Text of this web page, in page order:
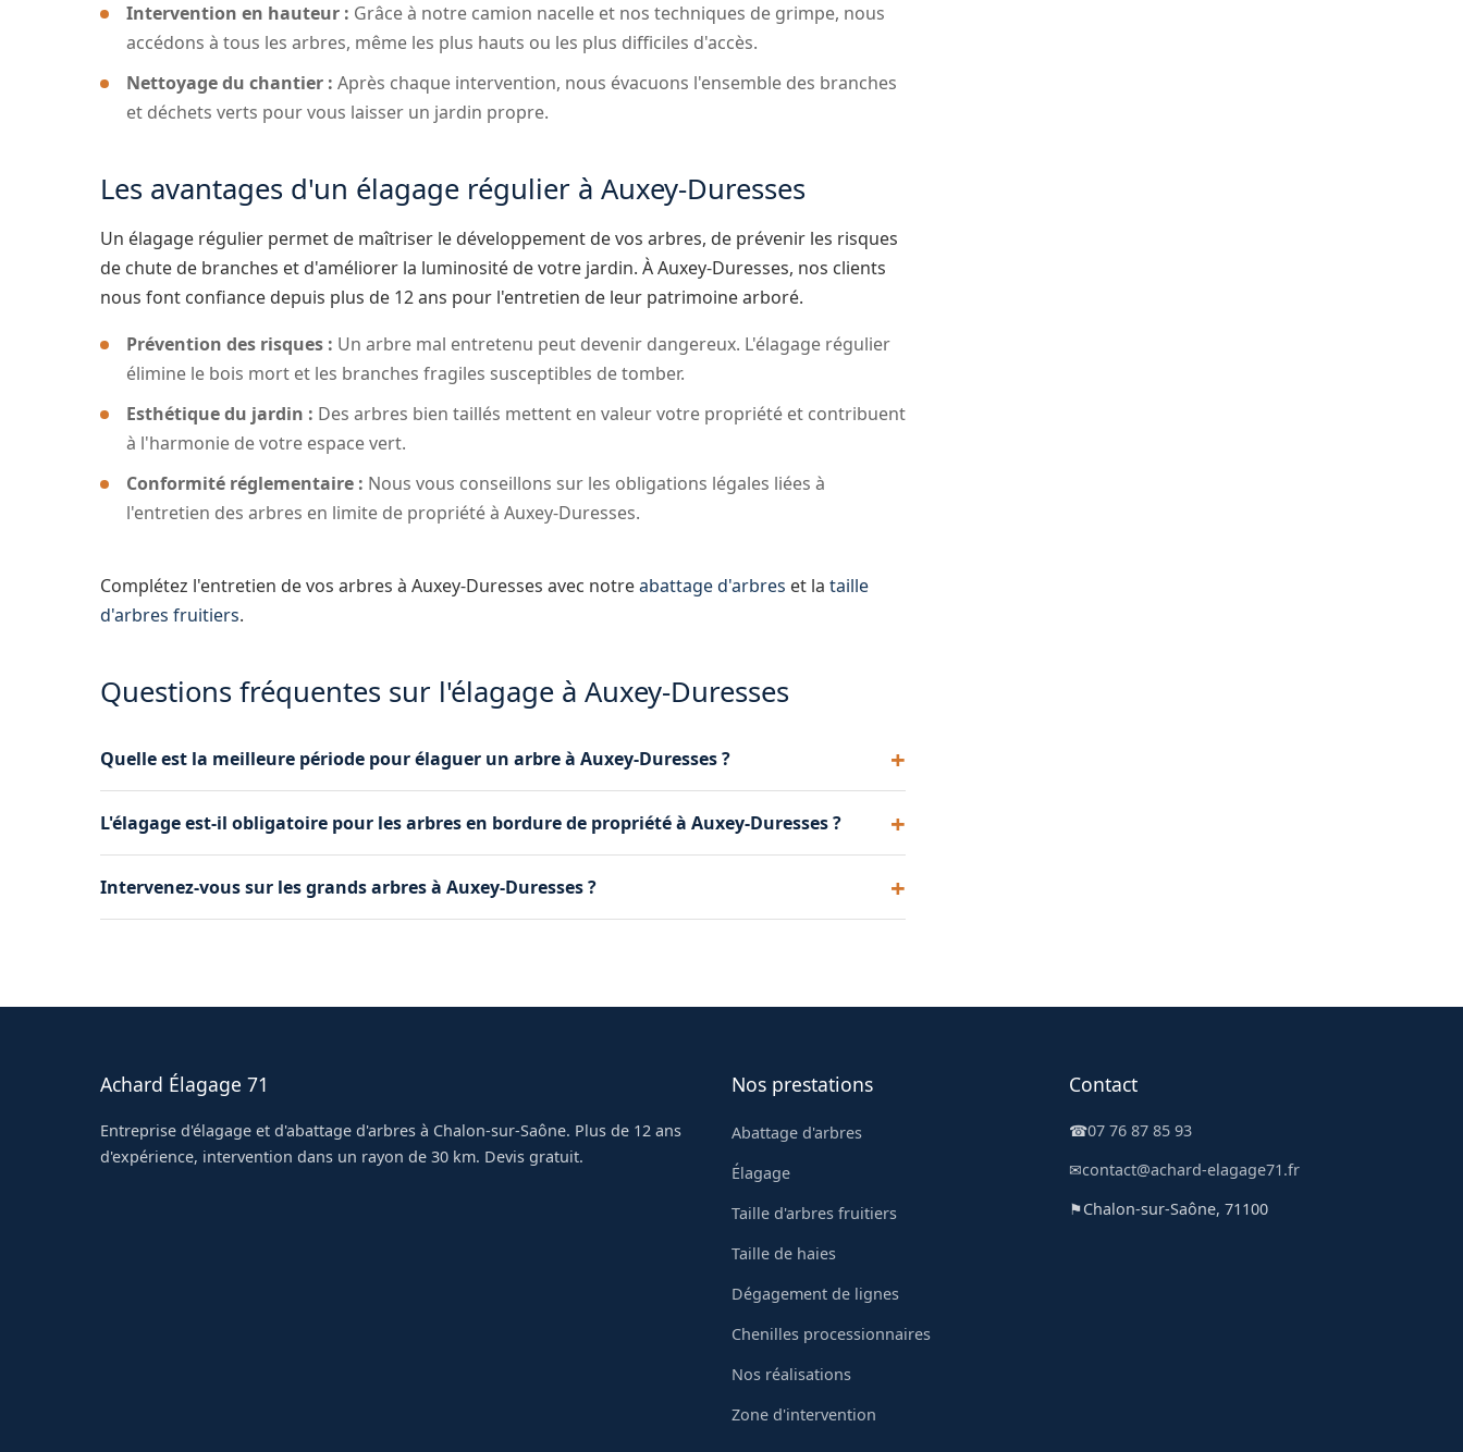
Intervention en hauteur : Grâce à notre camion nacelle et nos techniques de grimpe, nous
accédons à tous les arbres, même les plus hauts ou les plus difficiles d'accès.
Nettoyage du chantier : Après chaque intervention, nous évacuons l'ensemble des branches
et déchets verts pour vous laisser un jardin propre.
Les avantages d'un élagage régulier à Auxey-Duresses
Un élagage régulier permet de maîtriser le développement de vos arbres, de prévenir les risques
de chute de branches et d'améliorer la luminosité de votre jardin. À Auxey-Duresses, nos clients
nous font confiance depuis plus de 12 ans pour l'entretien de leur patrimoine arboré.
Prévention des risques : Un arbre mal entretenu peut devenir dangereux. L'élagage régulier
élimine le bois mort et les branches fragiles susceptibles de tomber.
Esthétique du jardin : Des arbres bien taillés mettent en valeur votre propriété et contribuent
à l'harmonie de votre espace vert.
Conformité réglementaire : Nous vous conseillons sur les obligations légales liées à
l'entretien des arbres en limite de propriété à Auxey-Duresses.
Complétez l'entretien de vos arbres à Auxey-Duresses avec notreabattage d'arbres et la taille
d'arbres fruitiers.
Questions fréquentes sur l'élagage à Auxey-Duresses
Quelle est la meilleure période pour élaguer un arbre à Auxey-Duresses ?
automne ou en hiver, hors période de gel. Pour certaines espèces, une taille en vert (été) est
possible. Nous vous conseillons selon votre situation à Auxey-Duresses.
L'élagage est-il obligatoire pour les arbres en bordure de propriété à Auxey-Duresses ?
dépassent chez le voisin à Auxey-Duresses, vous êtes tenu de les élaguer. Nous intervenons pour
une mise en conformité rapide.
Intervenez-vous sur les grands arbres à Auxey-Duresses ?
Achard Élagage 71
Entreprise d'élagage et d'abattage d'arbres à Chalon-sur-Saône. Plus de 12 ans
d'expérience, intervention dans un rayon de 30 km. Devis gratuit.
Nos prestations
Abattage d'arbres
Élagage
Taille d'arbres fruitiers
Taille de haies
Dégagement de lignes
Chenilles processionnaires
Nos réalisations
Zone d'intervention
Contact
☎07 76 87 85 93
✉contact@achard-elagage71.fr
⚑Chalon-sur-Saône, 71100